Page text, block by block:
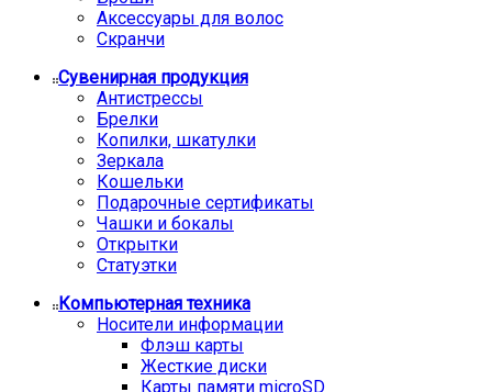
Аксессуары для волос
Скранчи
Сувенирная продукция
Антистрессы
Брелки
Копилки, шкатулки
Зеркала
Кошельки
Подарочные сертификаты
Чашки и бокалы
Открытки
Статуэтки
Компьютерная техника
Носители информации
Флэш карты
Жесткие диски
Карты памяти microSD